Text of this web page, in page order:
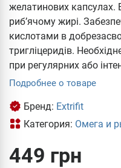
желатинових капсулах.
риб’ячому жирі.
кислотами в
тригліцеридів.
при регулярних або
Подробнее о товаре
Бренд: Extrifit
Категория: Омега и
449 грн